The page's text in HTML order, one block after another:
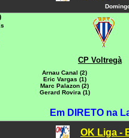
CP Voltregà
Arnau Canal (2)
Eric Vargas (1)
Marc Palazon (2)
Gerard Rovira (1)
Em DIRETO na
OK Liga -